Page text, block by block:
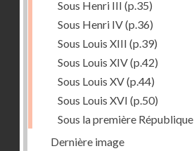
Sous Henri III (p.35)
Sous Henri IV(p.36)
Sous Louis XIII (p.39)
Sous Louis XIV(p.42)
Sous Louis XV(p.44)
Sous Louis XVI (p.50)
Sous la première République
Dernière image